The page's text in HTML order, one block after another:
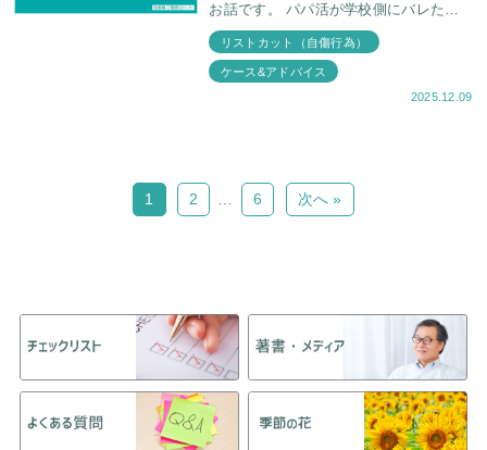
お話です。 パパ活が学校側にバレたこ
とで退学処分 リストカットのみなら
ず、深夜徘徊、オーバードーズ(OD)する
リストカット（自傷行為）
ケース&アドバイス
2025.12.09
1 2 6 次へ »